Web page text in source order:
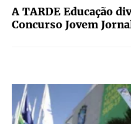
A TARDE Educação
Concurso Jovem